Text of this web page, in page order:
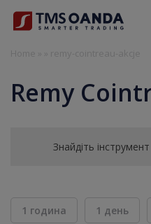
Remy
Знайдіть інструмент
1 година 1 день